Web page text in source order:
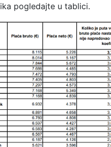
pogledajte u tablici.